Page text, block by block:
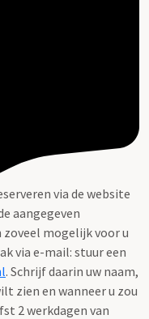
via de website
aangegeven
mogelijk voor u
via e-mail: stuur een
. Schrijf daarin uw naam,
zien en wanneer u zou
2 werkdagen van